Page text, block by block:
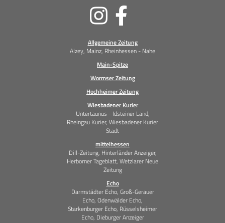
Allgemeine Zeitung
Alzey, Mainz, Rheinhessen - Nahe
Main-Spitze
Wormser Zeitung
Hochheimer Zeitung
Wiesbadener Kurier
Untertaunus - Idsteiner Land,
Rheingau Kurier, Wiesbadener Kurier
Stadt
mittelhessen
Dill-Zeitung, Hinterländer Anzeiger,
Herborner Tageblatt, Wetzlarer Neue
Zeitung
Echo
Darmstädter Echo, Groß-Gerauer
Echo, Odenwälder Echo,
Starkenburger Echo, Rüsselsheimer
Echo, Dieburger Anzeiger
Soziale
Medien